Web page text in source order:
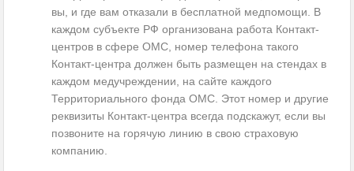
вы, и где вам отказали в бесплатной медпомощи. В
каждом субъекте РФ организована работа Контакт-
центров в сфере ОМС, номер телефона такого
Контакт-центра должен быть размещен на стендах в
каждом медучреждении, на сайте каждого
Территориального фонда ОМС. Этот номер и другие
реквизиты Контакт-центра всегда подскажут, если вы
позвоните на горячую линию в свою страховую
компанию.